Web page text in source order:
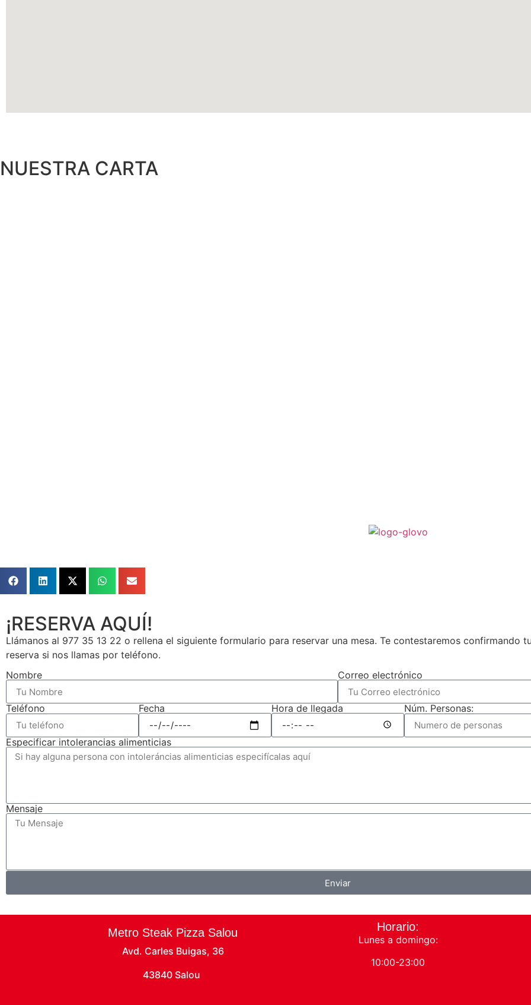
NUESTRA CARTA
¡RESERVA AQUÍ!
Llámanos al 977 35 13 22 o rellena el siguiente formulario para reservar una mesa. Te contestaremos confirmando
reserva si nos llamas por teléfono.
Nombre
Correo electrónico
Teléfono Fecha Hora de llegada Núm. Personas:
Especificar intolerancias alimenticias
Mensaje
Enviar
Metro Steak Pizza Salou
Avd. Carles Buigas, 36
43840 Salou
Horario:
Lunes a domingo:
10:00-23:00